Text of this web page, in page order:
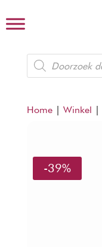
Producten
zoeken
Home| Winkel |
-39%